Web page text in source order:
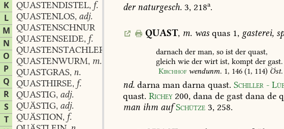
K
L
M
N
O
P
Q
R
S
T
QUASTENDISTEL, f.
QUASTENLOS, adj.
QUASTENSCHNUR
QUASTENSEIDE, f.
QUASTENSTACHLER
QUASTENWURM, m.
QUASTGRAS, n.
QUASTHIRSE, f.
QUASTIG, adj.
QUÄSTIG, adj.
QUÄSTION, f.
dernaturgesch. 3, 218a.
QUAST, m. wasquas1, gasterei,
darnach der man, so ist der quast,
gleich wie der wirt ist, kompt der gast.
Kirchhof wendunm. 1, 146 (1, 114) Öst.
nd. darna man darna quast. Schiller -
quast. Richey 200, dana de gast dana de
man ihm auf Schütze 3, 258.